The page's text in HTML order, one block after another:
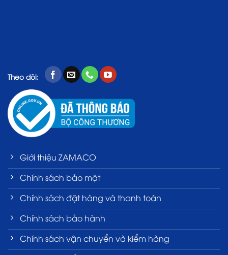
Theo dõi:
Giới thiệu ZAMACO
Chính sách bảo mật
Chính sách đặt hàng và thanh toán
Chính sách bảo hành
Chính sách vận chuyển và kiểm hàng